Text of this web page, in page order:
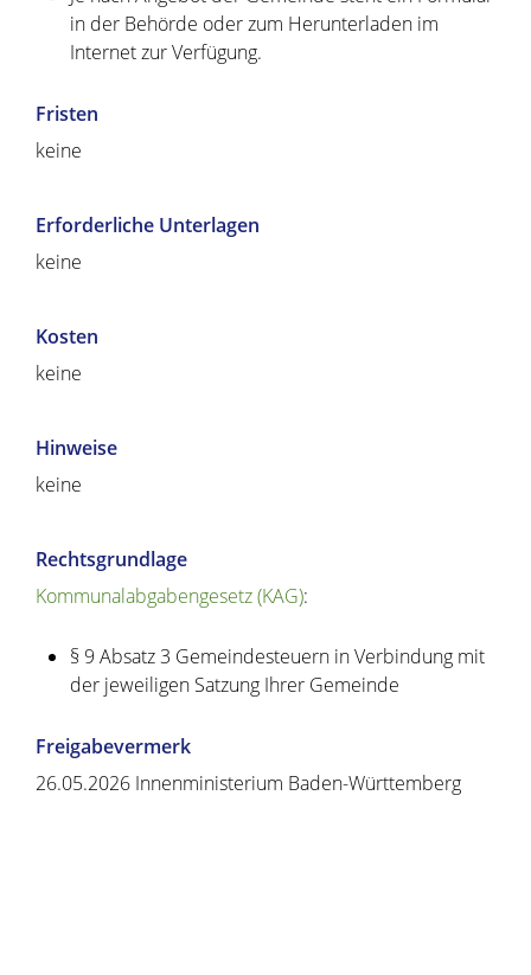
in der Behörde oder zum Herunterladen im
Internet zur Verfügung.
Fristen
keine
Erforderliche Unterlagen
keine
Kosten
keine
Hinweise
keine
Rechtsgrundlage
Kommunalabgabengesetz (KAG):
§ 9 Absatz 3 Gemeindesteuern in Verbindung mit
der jeweiligen Satzung Ihrer Gemeinde
Freigabevermerk
26.05.2026 Innenministerium Baden-Württemberg